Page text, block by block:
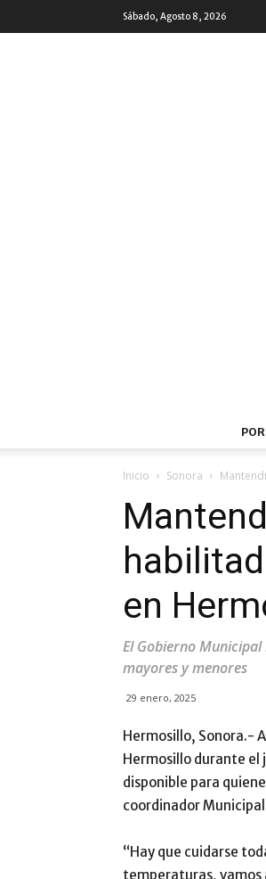
Sábado, Agosto 8, 2026
Inicio Sonora
en
El Gobierno
mayores y menores
29 enero, 2025
Hermosillo, Sonora.-
Hermosillo durante el
disponible para
coordinador
“Hay que cuidarse
temperaturas, vamos